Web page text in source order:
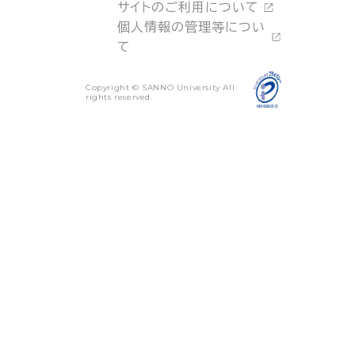
サイトのご利用について
個人情報の管理等につい
て
Copyright © SANNO University All
rights reserved.